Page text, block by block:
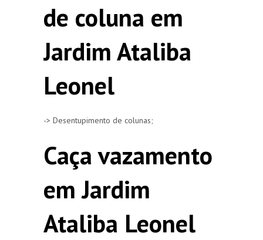
de coluna em
Jardim Ataliba
Leonel
-> Desentupimento de colunas;
Caça vazamento
em Jardim
Ataliba Leonel